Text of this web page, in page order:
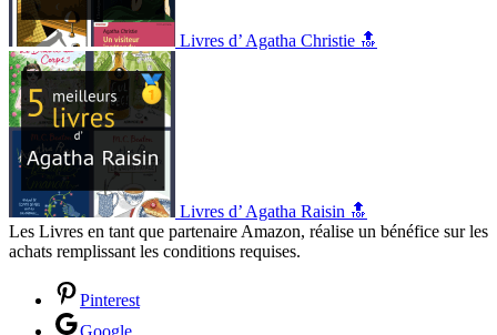
Livres d’ Agatha Christie 🔝
Livres d’ Agatha Raisin 🔝
Les Livres en tant que partenaire Amazon, réalise un bénéfice sur les
achats remplissant les conditions requises.
Pinterest